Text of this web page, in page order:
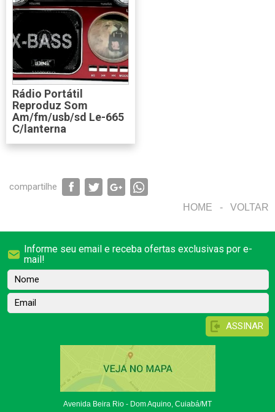
Rádio Portátil
Reproduz Som
Am/fm/usb/sd Le-665
C/lanterna
compartilhe
HOME - VOLTAR
Informe seu email e receba ofertas exclusivas por e-
mail!
Nome
Email
Avenida Beira Rio - Dom Aquino, Cuiabá/MT